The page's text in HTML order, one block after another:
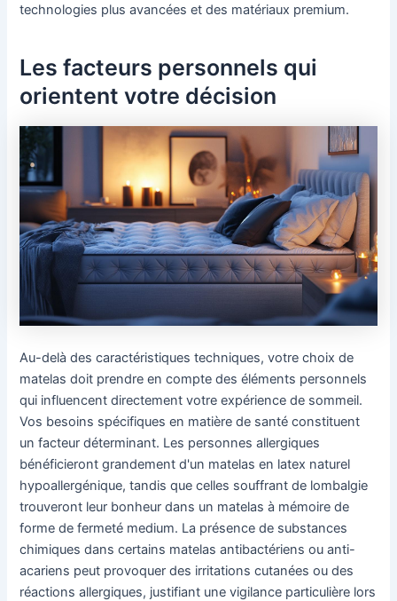
technologies plus avancées et des matériaux premium.
Les facteurs personnels qui
orientent votre décision
Au-delà des caractéristiques techniques, votre choix de
matelas doit prendre en compte des éléments personnels
qui influencent directement votre expérience de sommeil.
Vos besoins spécifiques en matière de santé constituent
un facteur déterminant. Les personnes allergiques
bénéficieront grandement d'un matelas en latex naturel
hypoallergénique, tandis que celles souffrant de lombalgie
trouveront leur bonheur dans un matelas à mémoire de
forme de fermeté medium. La présence de substances
chimiques dans certains matelas antibactériens ou anti-
acariens peut provoquer des irritations cutanées ou des
réactions allergiques, justifiant une vigilance particulière lors